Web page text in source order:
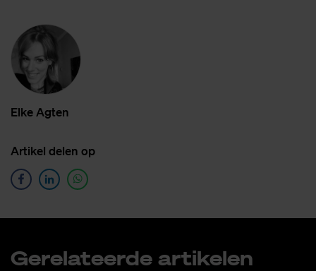
Elke Ag­ten
Ar­ti­kel de­len op
Ge­re­la­teer­de ar­ti­ke­len